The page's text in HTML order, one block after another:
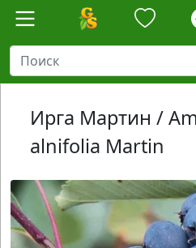
Ирга Мартин /
alnifolia Martin